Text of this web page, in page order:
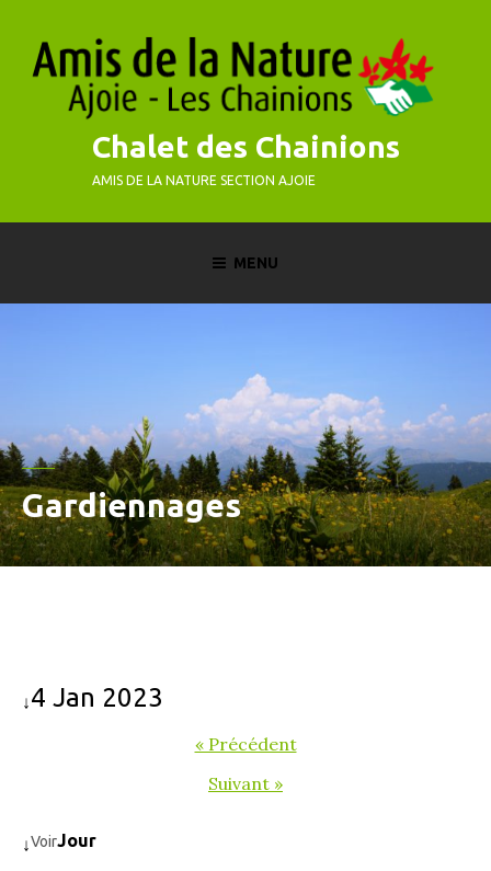
content
Chalet des Chainions
AMIS DE LA NATURE SECTION AJOIE
MENU
Gardiennages
↓4 Jan 2023
« Précédent
Suivant »
↓VoirJour